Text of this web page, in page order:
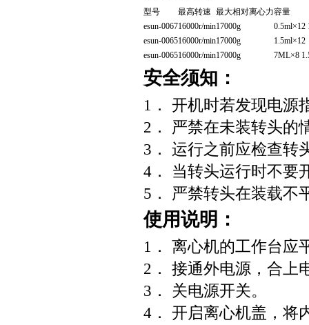
型号 最高转速 最大相对离心力容量
esun-006716000r/min17000g
0.5ml×12
esun-006516000r/min17000g
1.5ml×12
esun-006516000r/min17000g 7ML×8
安全须知：
1． 开机时若发现电源
2． 严禁在未装转头的
3． 运行之前应检查转
4． 当转头运行时不要
5． 严禁转头在装载不
使用说明：
1． 离心机的工作台应
2． 接通外电源，合上
3． 关电源开关。
4． 开启离心机盖，将